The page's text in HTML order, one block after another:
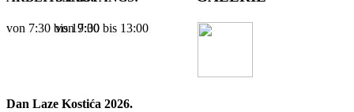
von 7:30 bis 19:00von 7:30 bis 13:00
Dan Laze Kostića 2026.